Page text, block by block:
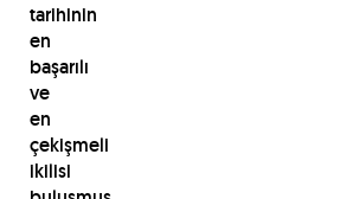
tarihinin
en
başarılı
ve
en
çekişmeli
ikilisi